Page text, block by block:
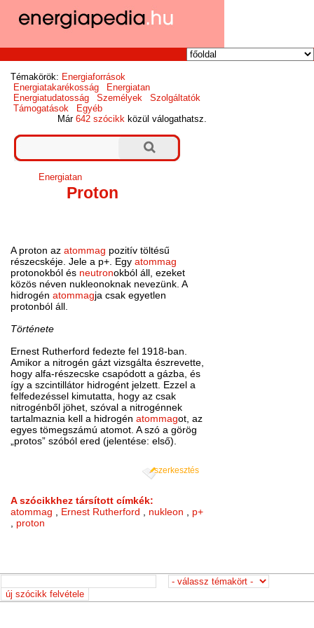
Témakörök: Energiaforrások
Energiatakarékosság
Energiatan
Energiatudatosság
Személyek
Szolgáltatók
Támogatások
Egyéb
Már642 szócikk közül válogathatsz.
Energiatan
Proton
A proton azatommag pozitív töltésű
részecskéje. Jele a p+. Egyatommag
protonokból és neutronokból áll, ezeket
közös néven nukleonoknak nevezünk. A
hidrogénatommagja csak egyetlen
protonból áll.
Története
Ernest Rutherford fedezte fel 1918-ban.
Amikor a nitrogén gázt vizsgálta észrevette,
hogy alfa-részecske csapódott a gázba, és
így a szcintillátor hidrogént jelzett. Ezzel a
felfedezéssel kimutatta, hogy az csak
nitrogénből jöhet, szóval a nitrogénnek
tartalmaznia kell a hidrogénatommagot, az
egyes tömegszámú atomot. A szó a görög
„protos” szóból ered (jelentése: első).
szerkesztés
A szócikkhez társított címkék:
atommag , Ernest Rutherford , nukleon , p+
, proton